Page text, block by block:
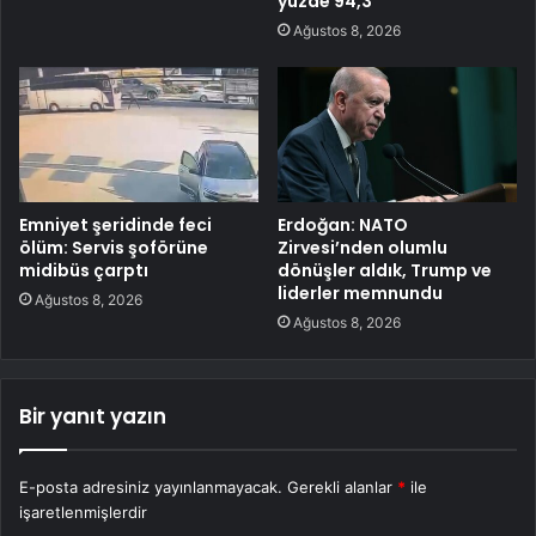
Ağustos 8, 2026
Emniyet şeridinde feci
ölüm: Servis şoförüne
midibüs çarptı
Ağustos 8, 2026
Erdoğan: NATO
Zirvesi’nden olumlu
dönüşler aldık, Trump ve
liderler memnundu
Ağustos 8, 2026
Bir yanıt yazın
E-posta adresiniz yayınlanmayacak. Gerekli alanlar * ile
işaretlenmişlerdir